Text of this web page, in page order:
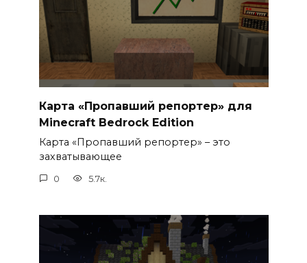
Карта «Пропавший репортер» для
Minecraft Bedrock Edition
Карта «Пропавший репортер» – это
захватывающее
0 5.7к.